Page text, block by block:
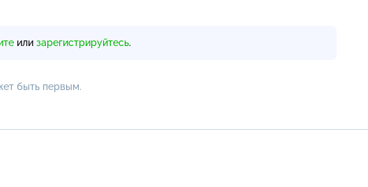
или зарегистрируйтесь.
быть первым.